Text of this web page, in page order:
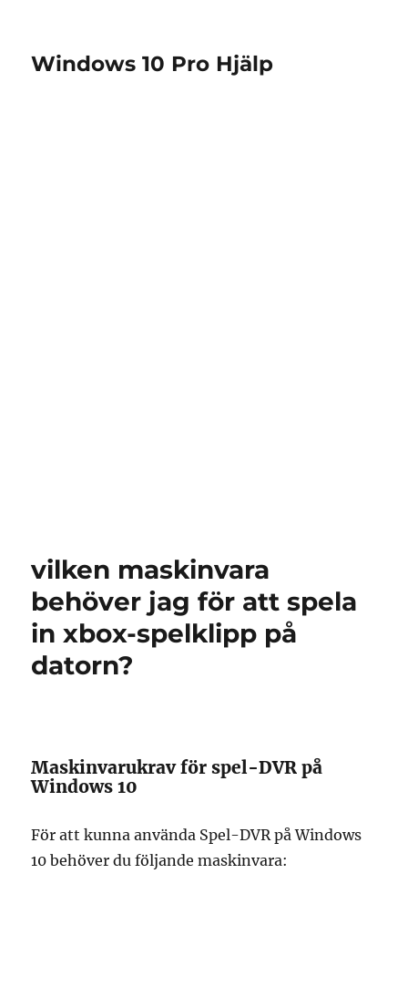
Windows 10 Pro Hjälp
vilken maskinvara
behöver jag för att spela
in xbox-spelklipp på
datorn?
Maskinvarukrav för spel-DVR på
Windows 10
För att kunna använda Spel-DVR på Windows
10 behöver du följande maskinvara: